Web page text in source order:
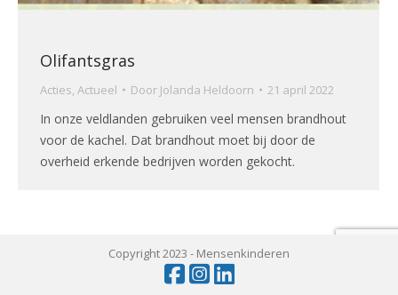
Olifantsgras
Acties, Actueel Door Jolanda Heldoorn 21 april 2022
In onze veldlanden gebruiken veel mensen brandhout
voor de kachel. Dat brandhout moet bij door de
overheid erkende bedrijven worden gekocht.
Copyright 2023 - Mensenkinderen